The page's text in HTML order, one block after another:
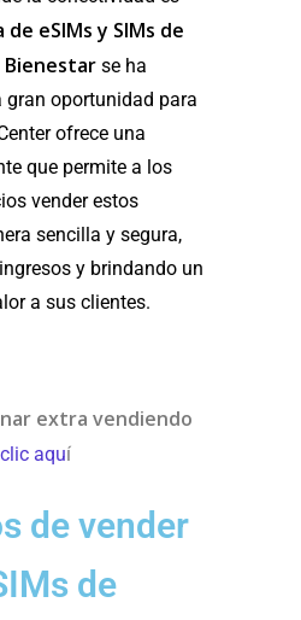
eSIMs y SIMs de
se ha
gran oportunidad para
ofrece una
que permite a los
vender estos
sencilla y segura,
y brindando un
a sus clientes.
extra vendiendo
aquí
de vender
de